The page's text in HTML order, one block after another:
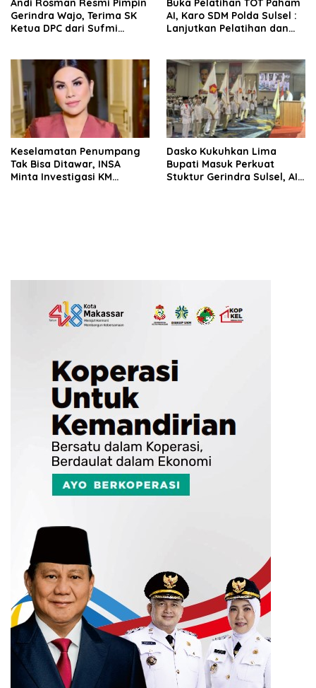
Andi Rosman Resmi Pimpin
Gerindra Wajo, Terima SK
Ketua DPC dari Sufmi
Buka Pelatihan TOT Paham
AI, Karo SDM Polda Sulsel :
Lanjutkan Pelatihan dan
Keselamatan Penumpang
Tak Bisa Ditawar, INSA
Minta Investigasi KM
Dasko Kukuhkan Lima
Bupati Masuk Perkuat
Stuktur Gerindra Sulsel, AIA